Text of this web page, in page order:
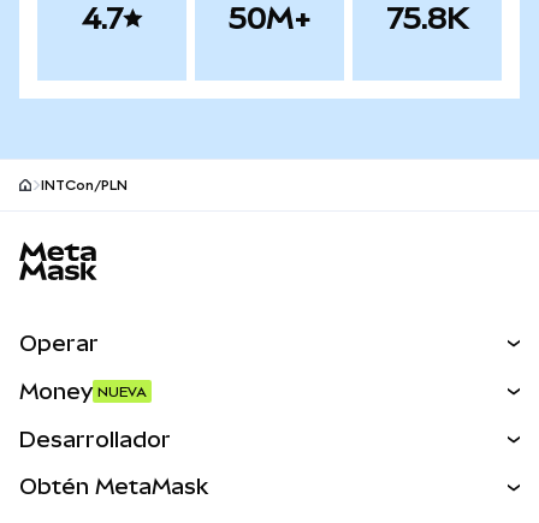
4.7 50M+ 75.8K
INTCon/PLN
Operar
Activos del mundo real
Money NUEVA
Desarrollador
Obtén MetaMask